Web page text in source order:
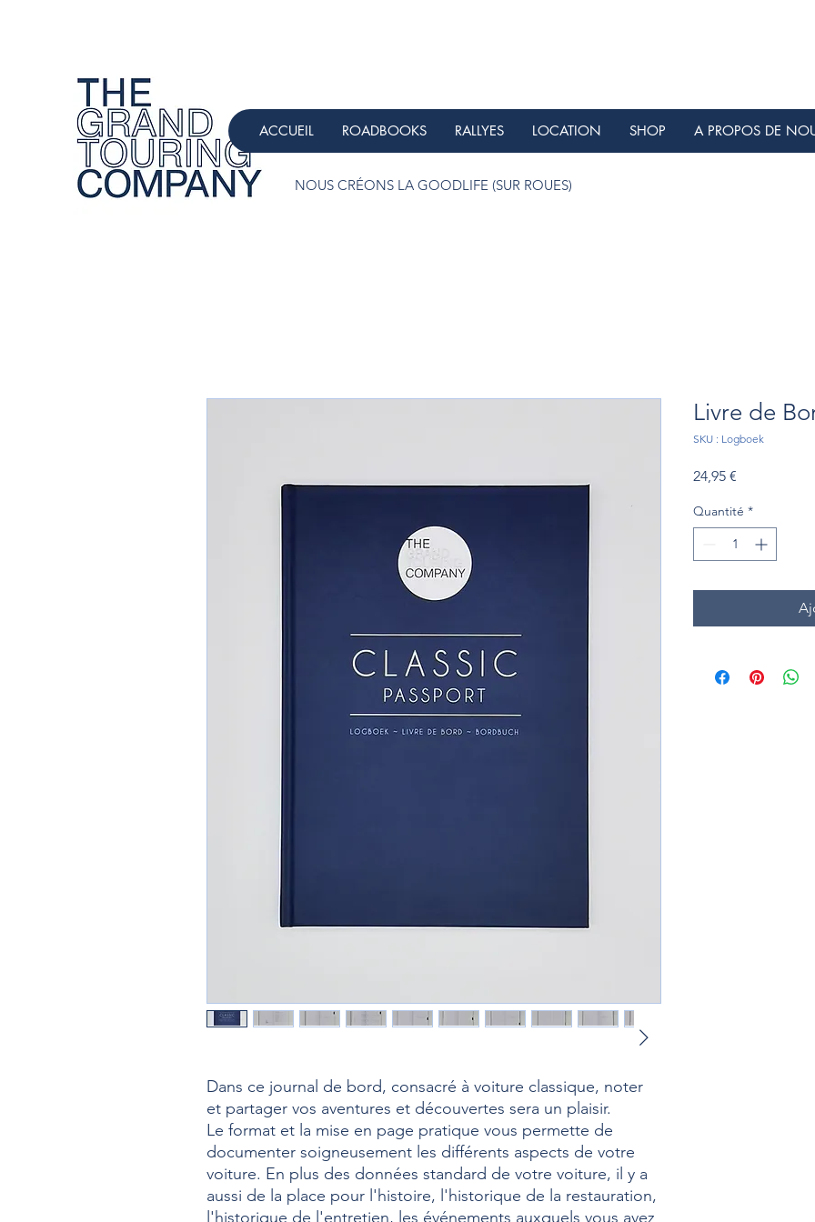
NOUS CRÉONS LA GOODLIFE (SUR ROUES)
ACCUEIL ROADBOOKS RALLYES LOCATION SHOP A PROPOS DE
Dans ce journal de bord, consacré à voiture classique, noter
et partager vos aventures et découvertes sera un plaisir.
Le format et la mise en page pratique vous permette de
documenter soigneusement les différents aspects de votre
voiture. En plus des données standard de votre voiture, il y a
aussi de la place pour l'histoire, l'historique de la restauration,
l'historique de l'entretien, les événements auxquels vous avez
Livre de
SKU : Logboek
24,95 €
Quantité *